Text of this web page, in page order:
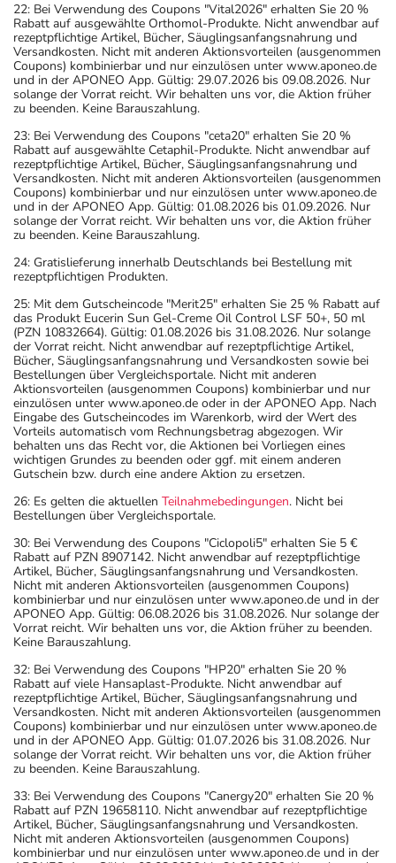
22: Bei Verwendung des Coupons "Vital2026" erhalten Sie 20 %
Rabatt auf ausgewählte Orthomol-Produkte. Nicht anwendbar auf
rezeptpflichtige Artikel, Bücher, Säuglingsanfangsnahrung und
Versandkosten. Nicht mit anderen Aktionsvorteilen (ausgenommen
Coupons) kombinierbar und nur einzulösen unter www.aponeo.de
und in der APONEO App. Gültig: 29.07.2026 bis 09.08.2026. Nur
solange der Vorrat reicht. Wir behalten uns vor, die Aktion früher
zu beenden. Keine Barauszahlung.
23: Bei Verwendung des Coupons "ceta20" erhalten Sie 20 %
Rabatt auf ausgewählte Cetaphil-Produkte. Nicht anwendbar auf
rezeptpflichtige Artikel, Bücher, Säuglingsanfangsnahrung und
Versandkosten. Nicht mit anderen Aktionsvorteilen (ausgenommen
Coupons) kombinierbar und nur einzulösen unter www.aponeo.de
und in der APONEO App. Gültig: 01.08.2026 bis 01.09.2026. Nur
solange der Vorrat reicht. Wir behalten uns vor, die Aktion früher
zu beenden. Keine Barauszahlung.
24: Gratislieferung innerhalb Deutschlands bei Bestellung mit
rezeptpflichtigen Produkten.
25: Mit dem Gutscheincode "Merit25" erhalten Sie 25 % Rabatt auf
das Produkt Eucerin Sun Gel-Creme Oil Control LSF 50+, 50 ml
(PZN 10832664). Gültig: 01.08.2026 bis 31.08.2026. Nur solange
der Vorrat reicht. Nicht anwendbar auf rezeptpflichtige Artikel,
Bücher, Säuglingsanfangsnahrung und Versandkosten sowie bei
Bestellungen über Vergleichsportale. Nicht mit anderen
Aktionsvorteilen (ausgenommen Coupons) kombinierbar und nur
einzulösen unter www.aponeo.de oder in der APONEO App. Nach
Eingabe des Gutscheincodes im Warenkorb, wird der Wert des
Vorteils automatisch vom Rechnungsbetrag abgezogen. Wir
behalten uns das Recht vor, die Aktionen bei Vorliegen eines
wichtigen Grundes zu beenden oder ggf. mit einem anderen
Gutschein bzw. durch eine andere Aktion zu ersetzen.
26: Es gelten die aktuellen Teilnahmebedingungen. Nicht bei
Bestellungen über Vergleichsportale.
30: Bei Verwendung des Coupons "Ciclopoli5" erhalten Sie 5 €
Rabatt auf PZN 8907142. Nicht anwendbar auf rezeptpflichtige
Artikel, Bücher, Säuglingsanfangsnahrung und Versandkosten.
Nicht mit anderen Aktionsvorteilen (ausgenommen Coupons)
kombinierbar und nur einzulösen unter www.aponeo.de und in der
APONEO App. Gültig: 06.08.2026 bis 31.08.2026. Nur solange der
Vorrat reicht. Wir behalten uns vor, die Aktion früher zu beenden.
Keine Barauszahlung.
32: Bei Verwendung des Coupons "HP20" erhalten Sie 20 %
Rabatt auf viele Hansaplast-Produkte. Nicht anwendbar auf
rezeptpflichtige Artikel, Bücher, Säuglingsanfangsnahrung und
Versandkosten. Nicht mit anderen Aktionsvorteilen (ausgenommen
Coupons) kombinierbar und nur einzulösen unter www.aponeo.de
und in der APONEO App. Gültig: 01.07.2026 bis 31.08.2026. Nur
solange der Vorrat reicht. Wir behalten uns vor, die Aktion früher
zu beenden. Keine Barauszahlung.
33: Bei Verwendung des Coupons "Canergy20" erhalten Sie 20 %
Rabatt auf PZN 19658110. Nicht anwendbar auf rezeptpflichtige
Artikel, Bücher, Säuglingsanfangsnahrung und Versandkosten.
Nicht mit anderen Aktionsvorteilen (ausgenommen Coupons)
kombinierbar und nur einzulösen unter www.aponeo.de und in der